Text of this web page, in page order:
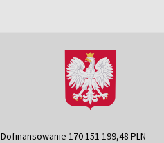
Dofinansowanie 170 151 199,48 PLN